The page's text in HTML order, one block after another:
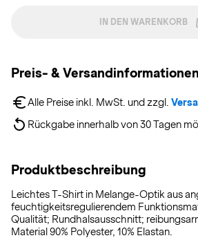
IN DEN WARENKORB
Preis- & Versandinformationen
Alle Preise inkl. MwSt. und zzgl.
Rückgabe innerhalb von 30 Tagen
Produktbeschreibung
Leichtes T-Shirt in Melange-Optik aus
feuchtigkeitsregulierendem
Qualität; Rundhalsausschnitt;
Material 90% Polyester, 10% Elastan.